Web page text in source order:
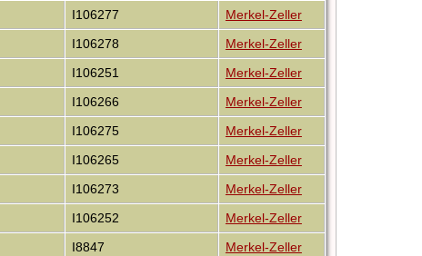
I106277
Merkel-Zeller
I106278
Merkel-Zeller
I106251
Merkel-Zeller
I106266
Merkel-Zeller
I106275
Merkel-Zeller
I106265
Merkel-Zeller
I106273
Merkel-Zeller
I106252
Merkel-Zeller
I8847
Merkel-Zeller